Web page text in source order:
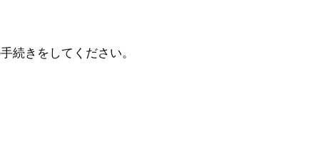
続きをしてください。